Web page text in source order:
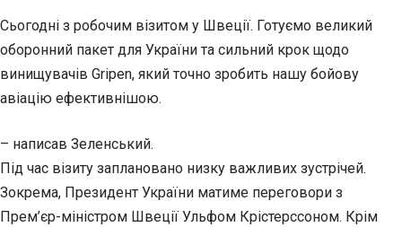
Сьогодні з робочим візитом у Швеції. Готуємо великий
оборонний пакет для України та сильний крок щодо
винищувачів Gripen, який точно зробить нашу бойову
авіацію ефективнішою.
– написав Зеленський.
Під час візиту заплановано низку важливих зустрічей.
Зокрема, Президент України матиме переговори з
Прем’єр-міністром Швеції Ульфом Крістерссоном. Крім